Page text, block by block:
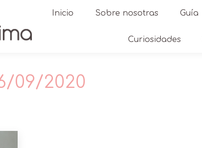
Inicio Sobre nosotras Guía
Curiosidades
09/2020